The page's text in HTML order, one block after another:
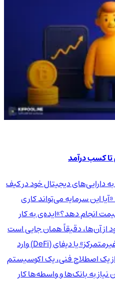
دیجیتال خود در کیف
این سرمایه می‌تواند کاری
انجام دهد؟»ایده‌ی به کار
آن‌ها، دقیقاً همان جایی است
که دنیای هیجان‌انگیز «امور مالی غیرمتمرکز» یا دیفای (DeFi) وارد
یک اصطلاح فنی، یک اکوسیستم
به بانک‌ها و واسطه‌ها کار